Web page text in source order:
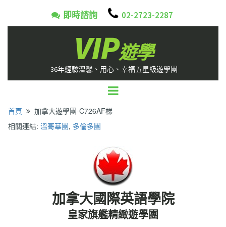
 即時諮詢  02-2723-2287
VIP遊學
36年經驗溫馨、用心、幸福五星級遊學團
首頁  加拿大遊學團-C726AF梯
相關連結: 溫哥華團, 多倫多團
加拿大國際英語學院
皇家旗艦精緻遊學團